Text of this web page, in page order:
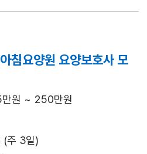
침요양원 요양보호사 모
원 ~ 250만원
(주 3일)